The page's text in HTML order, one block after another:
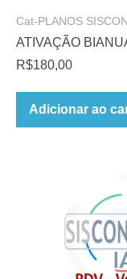
Cat-PLANOS
ATIVAÇÃO
R$180,00
Adicionar ao